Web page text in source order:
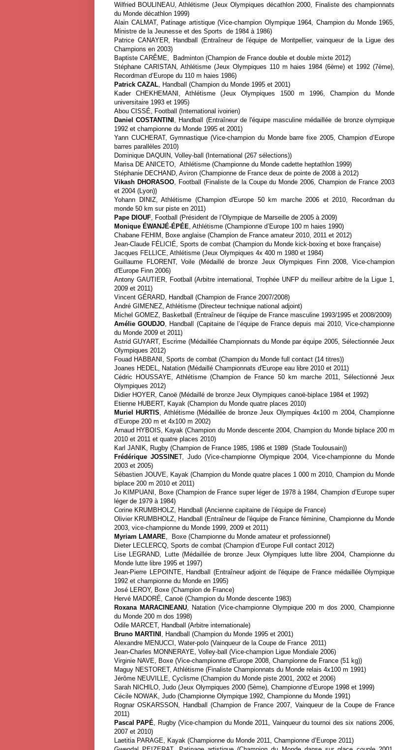
Wilfried BOULINEAU, Athlétisme (Jeux Olympiques décathlon 2000, Finaliste des championnats
du Monde décathlon 1999)
Alain CALMAT, Patinage artistique (Vice-champion Olympique 1964, Champion du Monde 1965,
Ministre de la Jeunesse et des Sports de 1984 à 1986)
Patrice CANAYER, Handball (Entraîneur de l'équipe de Montpellier, vainqueur de la Ligue des
Champions en 2003)
Baptiste CARÊME, Badminton (Champion de France double et double mixte 2012)
Stéphane CARISTAN, Athlétisme (Jeux Olympiques 110 m haies 1984 (6ème) et 1992 (7ème),
Recordman d’Europe du 110 m haies 1986)
Patrick CAZAL , Handball (Champion du Monde 1995 et 2001)
Kader CHEKHEMANI, Athlétisme (Jeux Olympiques 1500 m 1996, Champion du Monde
universitaire 1993 et 1995)
Abou CISSÉ, Football (International ivoirien)
Daniel COSTANTINI
, Handball (Entraîneur de l'équipe masculine médaillée de bronze olympique
1992 et championne du Monde 1995 et 2001)
Yann CUCHERAT, Gymnastique (Vice-champion du Monde barre fixe 2005, Champion d’Europe
barres parallèles 2010)
Dominique DAQUIN, Volley-ball (International (267 sélections))
Marisa DE ANICETO, Athlétisme (Championne du Monde cadette heptathlon 1999)
Stéphanie DECHAND, Aviron (Championne de France deux de pointe de 2008 à 2012)
Vikash DHORASOO, Football (Finaliste de la Coupe du Monde 2006, Champion de France 2003
et 2004 (Lyon))
Yohann DINIZ, Athlétisme (Champion d'Europe 50 km marche 2006 et 2010, Recordman du
monde 50 km sur piste en 2011)
Pape DIOUF , Football (Président de l’Olympique de Marseille de 2005 à 2009)
Monique ÉWANJÉ-ÉPÉE , Athlétisme (Championne d’Europe 100 m haies 1990)
Chabane FEHIM, Boxe anglaise (Champion de France amateur 2010, 2011 et 2012)
Jean-Claude FÉLICIÉ, Sports de combat (Champion du Monde kick-boxing et boxe française)
Jacques FELLICE, Athlétisme (Jeux Olympiques 4x 400 m 1980 et 1984)
Guillaume FLORENT, Voile (Médaillé de bronze Jeux Olympiques Finn 2008, Vice-champion
d'Europe Finn 2006)
Antony GAUTIER, Football (Arbitre international, Trophée UNFP du meilleur arbitre de la Ligue 1,
2009 et 2011)
Vincent GÉRARD, Handball (Champion de France 2007/2008)
André GIMENEZ, Athlétisme (Directeur technique national adjoint)
Michel GOMEZ, Basketball (Entraîneur de l'équipe de France masculine 1993/1995 et 2008/2009)
Amélie GOUDJO , Handball (Capitaine de l’équipe de France depuis mai 2010, Vice-championne
du Monde 2009 et 2011)
Astrid GUYART, Escrime (Médaillée Championnats du Monde par équipe 2005, Sélectionnée Jeux
Olympiques 2012)
Fouad HABBANI, Sports de combat (Champion du Monde full contact (14 titres))
Joanes HEDEL, Natation (Médaillé Championnats d'Europe eau libre 2010 et 2011)
Cédric HOUSSAYE, Athlétisme (Champion de France 50 km marche 2011, Sélectionné Jeux
Olympiques 2012)
Didier HOYER, Canoë (Médaillé de bronze Jeux Olympiques canoë-biplace 1984 et 1992)
Etienne HUBERT, Kayak (Champion du Monde quatre places 2010)
Muriel HURTIS , Athlétisme (Médaillée de bronze Jeux Olympiques 4x100 m 2004, Championne
d’Europe 200 m et 4x100 m 2002)
Arnaud HYBOIS, Kayak (Champion du Monde descente 2004, Champion du Monde biplace 200 m
2010 et 2011 et quatre places 2010)
Karl JANIK, Rugby (Champion de France 1985, 1986 et 1989 (Stade Toulousain))
Frédérique JOSSINET, Judo (Vice-championne Olympique 2004, Vice-championne du Monde
2003 et 2005)
Sébastien JOUVE, Kayak (Champion du Monde quatre places 1 000 m 2010, Champion du Monde
biplace 200 m 2010 et 2011)
Jo KIMPUANI, Boxe (Champion de France super léger de 1978 à 1984, Champion d’Europe super
léger de 1979 à 1984)
Corine KRUMBHOLZ, Handball (Ancienne capitaine de l’équipe de France)
Olivier KRUMBHOLZ, Handball (Entraîneur de l'équipe de France féminine, Championne du Monde
2003, vice-championne du Monde 1999, 2009 et 2011)
Myriam LAMARE , Boxe (Championne du Monde amateur et professionnel)
Dieter LECLERCQ, Sports de combat (Champion d’Europe Full contact 2012)
Lise LEGRAND, Lutte (Médaillée de bronze Jeux Olympiques lutte libre 2004, Championne du
Monde lutte libre 1995 et 1997)
Jean-Pierre LEPOINTE, Handball (Entraîneur adjoint de l'équipe de France médaillée Olympique
1992 et championne du Monde en 1995)
José LEROY, Boxe (Champion de France)
Hervé MADORÉ, Canoë (Champion du Monde descente 1983)
Roxana MARACINEANU, Natation (Vice-championne Olympique 200 m dos 2000, Championne
du Monde 200 m dos 1998)
Odile MARCET, Handball (Arbitre internationale)
Bruno MARTINI
, Handball (Champion du Monde 1995 et 2001)
Alexandre MENUCCI, Water-polo (Vainqueur de la Coupe de France 2011)
Jean-Charles MONNERAYE, Volley-ball (Vice-champion Ligue Mondiale 2006)
Virginie NAVE, Boxe (Vice-championne d'Europe 2008, Championne de France (51 kg))
Maguy NESTORET, Athlétisme (Finaliste Championnats du Monde relais 4x100 m 1991)
Jérôme NEUVILLE, Cyclisme (Champion du Monde piste 2001, 2002 et 2006)
Sarah NICHILO, Judo (Jeux Olympiques 2000 (5ème), Championne d’Europe 1998 et 1999)
Cécile NOWAK, Judo (Championne Olympique 1992, Championne du Monde 1991)
Rognar OSKARSSON, Handball (Champion de France 2007, Vainqueur de la Coupe de France
2011)
Pascal PAPÉ , Rugby (Vice-champion du Monde 2011, Vainqueur du tournoi des six nations 2006,
2007 et 2010)
Laetitia PARAGE, Kayak (Championne du Monde 2011, Championne d’Europe 2011)